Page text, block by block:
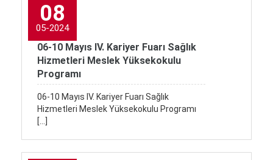
08
05-2024
06-10 Mayıs IV. Kariyer Fuarı Sağlık
Hizmetleri Meslek Yüksekokulu
Programı
06-10 Mayıs IV. Kariyer Fuarı Sağlık
Hizmetleri Meslek Yüksekokulu Programı
[…]